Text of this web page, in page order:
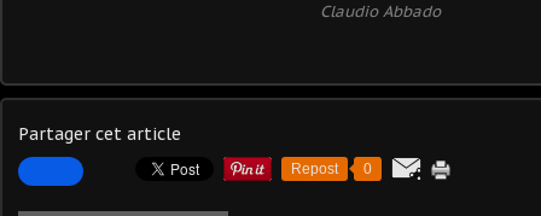
Claudio Abbado
Partager cet article
Repost 0